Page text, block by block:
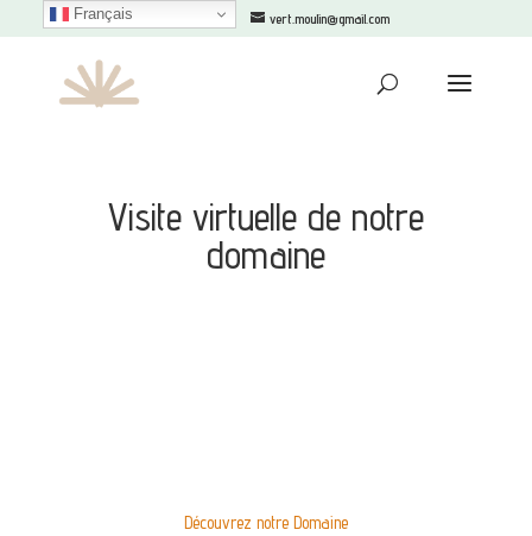
+33610100354 vert.moulin@gmail.com
Visite virtuelle de notre
domaine
Découvrez notre Domaine
Français